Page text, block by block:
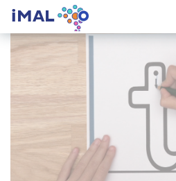
iMAL
Om iMAL
Flytta
innehåll
Tips
typsnittstyp